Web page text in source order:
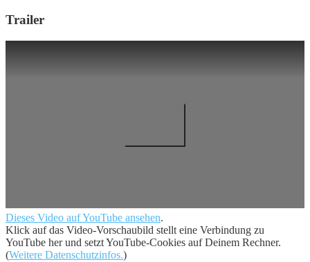
Trailer
Dieses Video auf YouTube ansehen.
Klick auf das Video-Vorschaubild stellt eine Verbindung zu
YouTube her und setzt YouTube-Cookies auf Deinem Rechner.
(Weitere Datenschutzinfos.)